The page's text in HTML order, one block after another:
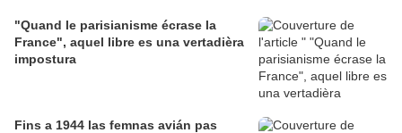
"Quand le parisianisme écrase la
France", aquel libre es una vertadièra
impostura
Fins a 1944 las femnas avián pas